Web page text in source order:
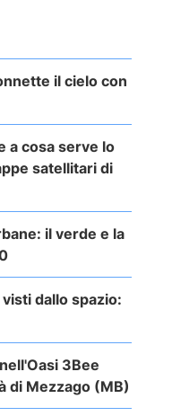
il cielo con
a cosa serve lo
satellitari di
il verde e la
dallo spazio:
3Bee
di Mezzago (MB)